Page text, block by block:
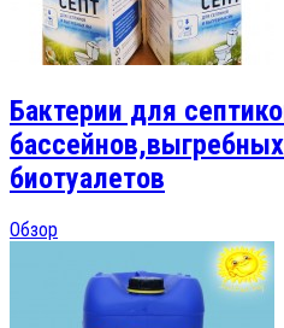
Бактерии для
биотуалетов
Обзор